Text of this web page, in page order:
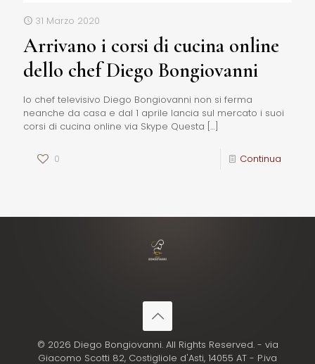
31 Marzo 2020
Arrivano i corsi di cucina online
dello chef Diego Bongiovanni
lo chef televisivo Diego Bongiovanni non si ferma
neanche da casa e dal 1 aprile lancia sul mercato i suoi
corsi di cucina online via Skype Questa […]
0 Continua
© 2026 Diego Bongiovanni. All Rights Reserved. - via
Giacomo Scotti 82, Costigliole d'Asti, 14055 AT - P.iva